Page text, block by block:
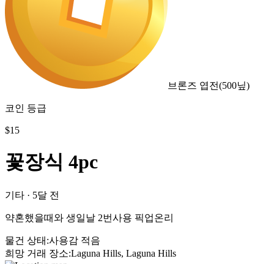
브론즈 엽전(500닢)
코인 등급
$15
꽃장식 4pc
기타 · 5달 전
약혼했을때와 생일날 2번사용 픽업온리
물건 상태 :사용감 적음
희망 거래 장소:Laguna Hills, Laguna Hills